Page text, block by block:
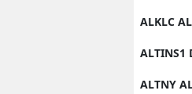
ALKLC
ALTINS1
ALTNY